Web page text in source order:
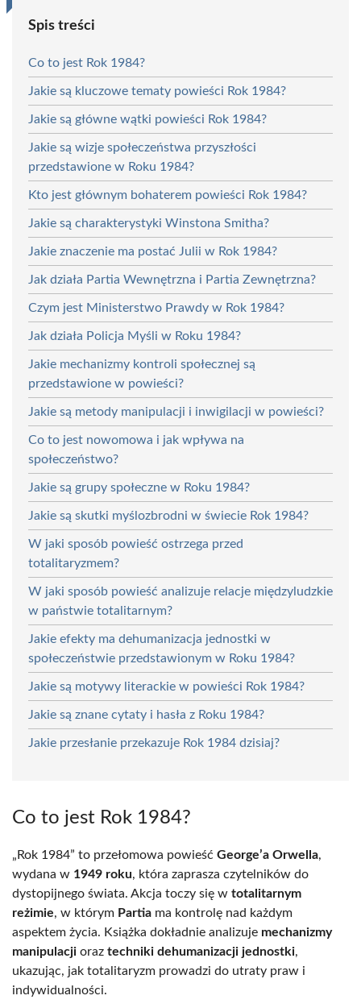
Spis treści
Co to jest Rok 1984?
Jakie są kluczowe tematy powieści Rok 1984?
Jakie są główne wątki powieści Rok 1984?
Jakie są wizje społeczeństwa przyszłości
przedstawione w Roku 1984?
Kto jest głównym bohaterem powieści Rok 1984?
Jakie są charakterystyki Winstona Smitha?
Jakie znaczenie ma postać Julii w Rok 1984?
Jak działa Partia Wewnętrzna i Partia Zewnętrzna?
Czym jest Ministerstwo Prawdy w Rok 1984?
Jak działa Policja Myśli w Roku 1984?
Jakie mechanizmy kontroli społecznej są
przedstawione w powieści?
Jakie są metody manipulacji i inwigilacji w powieści?
Co to jest nowomowa i jak wpływa na
społeczeństwo?
Jakie są grupy społeczne w Roku 1984?
Jakie są skutki myślozbrodni w świecie Rok 1984?
W jaki sposób powieść ostrzega przed
totalitaryzmem?
W jaki sposób powieść analizuje relacje międzyludzkie
w państwie totalitarnym?
Jakie efekty ma dehumanizacja jednostki w
społeczeństwie przedstawionym w Roku 1984?
Jakie są motywy literackie w powieści Rok 1984?
Jakie są znane cytaty i hasła z Roku 1984?
Jakie przesłanie przekazuje Rok 1984 dzisiaj?
Co to jest Rok 1984?
„Rok 1984” to przełomowa powieść George’a Orwella,
wydana w 1949 roku, która zaprasza czytelników do
dystopijnego świata. Akcja toczy się w totalitarnym
reżimie, w którym Partia ma kontrolę nad każdym
aspektem życia. Książka dokładnie analizuje mechanizmy
manipulacji oraz techniki dehumanizacji jednostki,
ukazując, jak totalitaryzm prowadzi do utraty praw i
indywidualności.